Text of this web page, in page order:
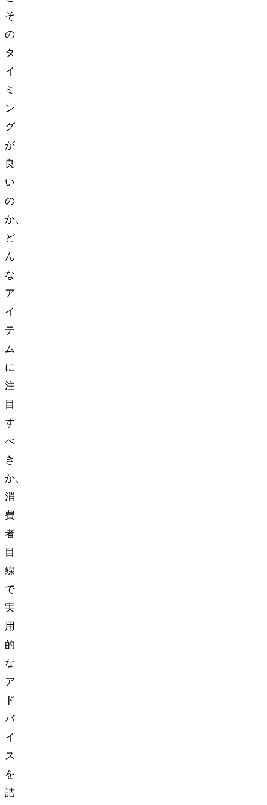
そ
の
タ
イ
ミ
ン
グ
が
良
い
の
か、
ど
ん
な
ア
イ
テ
ム
に
注
目
す
べ
き
か、
消
費
者
目
線
で
実
用
的
な
ア
ド
バ
イ
ス
を
詰